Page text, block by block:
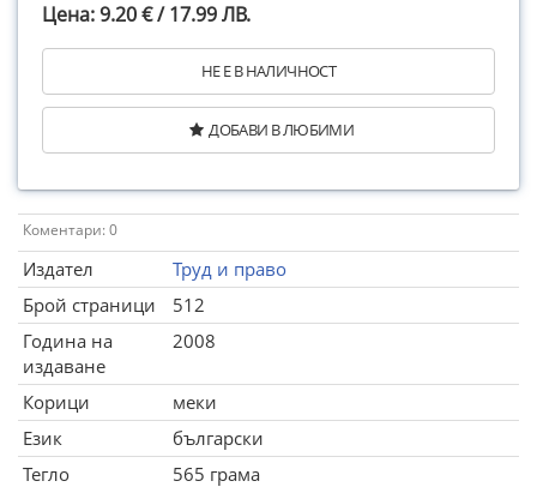
Цена: 9.20 € / 17.99 ЛВ.
НЕ Е В НАЛИЧНОСТ
ДОБАВИ В ЛЮБИМИ
Коментари: 0
Издател
Труд и право
Брой страници
512
Година на
издаване
2008
Корици
меки
Език
български
Тегло
565 грама